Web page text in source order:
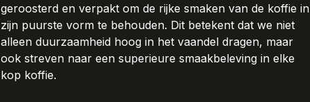
geroosterd en verpakt om de rijke smaken van de koffie in
zijn puurste vorm te behouden. Dit betekent dat we niet
alleen duurzaamheid hoog in het vaandel dragen, maar
ook streven naar een superieure smaakbeleving in elke
kop koffie.